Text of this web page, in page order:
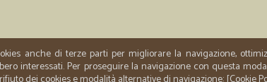
anche di terze parti per migliorare la navigazione,
interessati. Per proseguire la navigazione con questa